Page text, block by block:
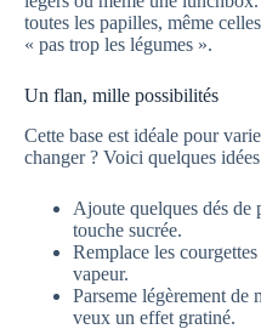
toutes les papilles, même
« pas trop les légumes ».
Un flan, mille possibilités
Cette base est idéale pour
changer ? Voici quelques
Ajoute quelques dés
touche sucrée.
Remplace les
vapeur.
Parseme légèrement de
veux un effet gratiné.